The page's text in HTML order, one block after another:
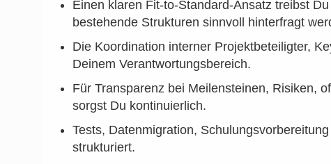
Einen klaren Fit-to-Standard-Ansatz treibst
bestehende Strukturen sinnvoll hinterfragt
Die Koordination interner Projektbeteiligter,
Deinem Verantwortungsbereich.
Für Transparenz bei Meilensteinen, Risiken,
sorgst Du kontinuierlich.
Tests, Datenmigration,
strukturiert.